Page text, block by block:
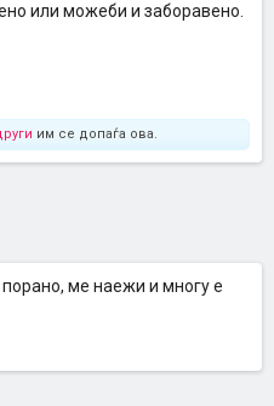
или можеби и заборавено.
им се допаѓа ова.
ме наежи и многу е